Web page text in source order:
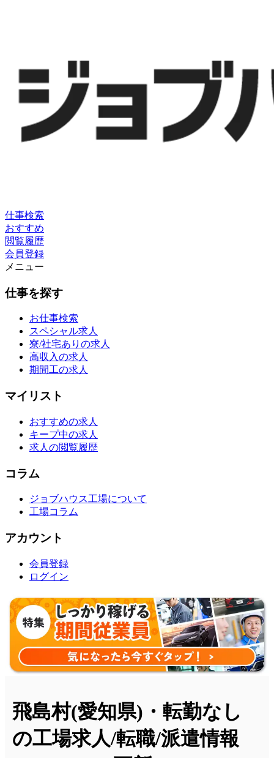
仕事検索
おすすめ
閲覧履歴
会員登録
メニュー
仕事を探す
お仕事検索
スペシャル求人
寮/社宅ありの求人
高収入の求人
期間工の求人
マイリスト
おすすめの求人
キープ中の求人
求人の閲覧履歴
コラム
ジョブハウス工場について
工場コラム
アカウント
会員登録
ログイン
飛島村(愛知県)・転勤なし
の工場求人/転職/派遣情報